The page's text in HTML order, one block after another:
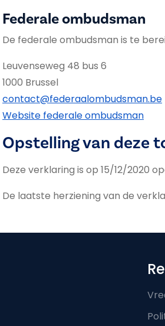
Federale ombudsman
De federale ombudsman is te
Leuvenseweg 48 bus 6
1000 Brussel
contact@federaalombudsman.be
Website federale ombudsman
Opstelling van deze
Deze verklaring is op 15/12/2020
De laatste herziening van de